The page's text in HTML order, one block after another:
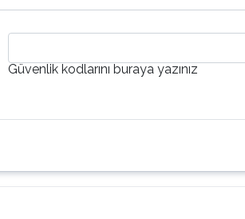
Güvenlik kodlarını buraya yazınız